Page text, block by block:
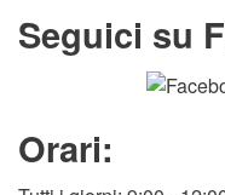
Seguici su
Orari: